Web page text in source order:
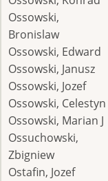
Ossowski,
Bronislaw
Ossowski, Edward
Ossowski, Janusz
Ossowski, Jozef
Ossowski, Celestyn
Ossowski, Marian J
Ossuchowski,
Zbigniew
Ostafin, Jozef